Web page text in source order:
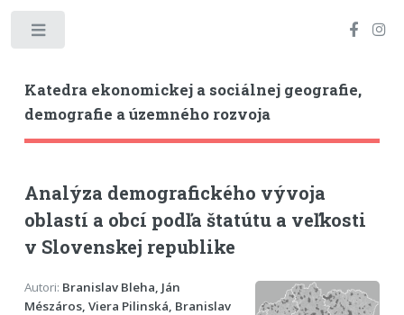
Katedra ekonomickej a sociálnej geografie,
demografie a územného rozvoja
Analýza demografického vývoja
oblastí a obcí podľa štatútu a veľkosti
v Slovenskej republike
Autori: Branislav Bleha, Ján
Mészáros, Viera Pilinská, Branislav